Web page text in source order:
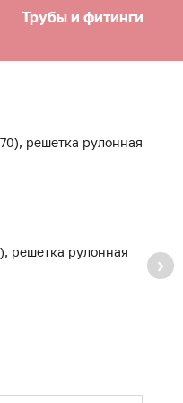
Трубы и фитинги
решетка рулонная